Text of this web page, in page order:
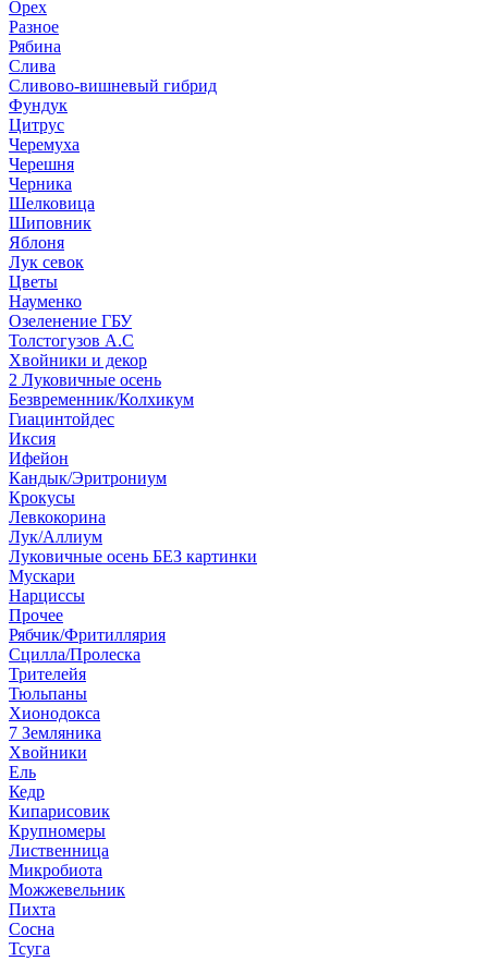
Орех
Разное
Рябина
Слива
Сливово-вишневый гибрид
Фундук
Цитрус
Черемуха
Черешня
Черника
Шелковица
Шиповник
Яблоня
Лук севок
Цветы
Науменко
Озеленение ГБУ
Толстогузов А.С
Хвойники и декор
2 Луковичные осень
Безвременник/Колхикум
Гиацинтойдес
Иксия
Ифейон
Кандык/Эритрониум
Крокусы
Левкокорина
Лук/Аллиум
Луковичные осень БЕЗ картинки
Мускари
Нарциссы
Прочее
Рябчик/Фритиллярия
Сцилла/Пролеска
Трителейя
Тюльпаны
Хионодокса
7 Земляника
Хвойники
Ель
Кедр
Кипарисовик
Крупномеры
Лиственница
Микробиота
Можжевельник
Пихта
Сосна
Тсуга